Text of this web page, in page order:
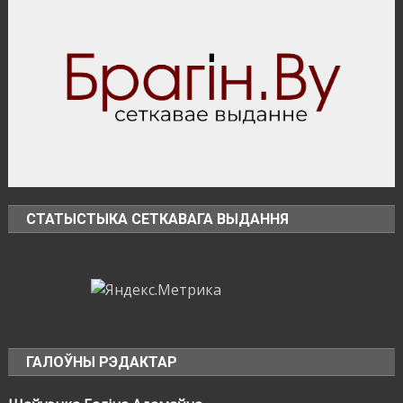
СТАТЫСТЫКА СЕТКАВАГА ВЫДАННЯ
ГАЛОЎНЫ РЭДАКТАР